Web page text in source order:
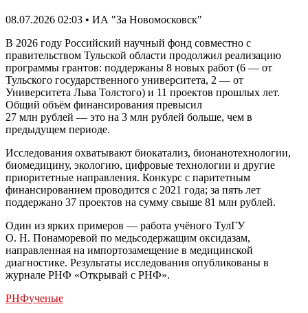
08.07.2026 02:03 • ИА "За Новомосковск"
В 2026 году Российский научный фонд совместно с
правительством Тульской области продолжил реализацию
программы грантов: поддержаны 8 новых работ (6 — от
Тульского государственного университета, 2 — от
Университета Льва Толстого) и 11 проектов прошлых лет.
Общий объём финансирования превысил
27 млн рублей — это на 3 млн рублей больше, чем в
предыдущем периоде.
Исследования охватывают биокатализ, бионанотехнологии,
биомедицину, экологию, цифровые технологии и другие
приоритетные направления. Конкурс с паритетным
финансированием проводится с 2021 года; за пять лет
поддержано 37 проектов на сумму свыше 81 млн рублей.
Один из ярких примеров — работа учёного ТулГУ
О. Н. Понаморевой по медьсодержащим оксидазам,
направленная на импортозамещение в медицинской
диагностике. Результаты исследования опубликованы в
журнале РНФ «Открывай с РНФ».
РНФученые